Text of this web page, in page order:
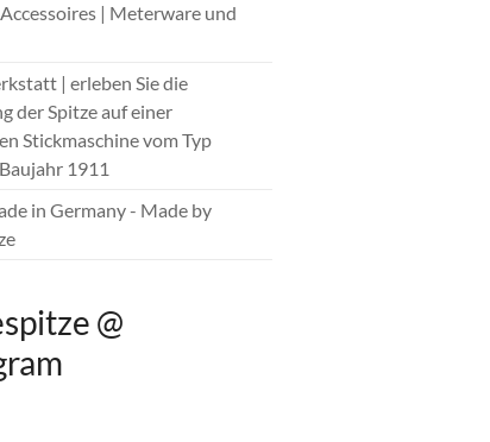
| Meterware und
| erleben Sie die
der Spitze auf einer
Stickmaschine vom Typ
1911
in Germany - Made by
@